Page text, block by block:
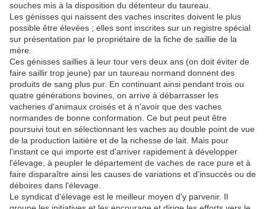
souches mis à la disposition du détenteur du taureau.
Les génisses qui naissent des vaches inscrites doivent le plus
possible être élevées ; elles sont inscrites sur un registre spécial
sur présentation par le propriétaire de la fiche de saillie de la
mère.
Ces génisses saillies à leur tour vers deux ans (on doit éviter de
faire saillir trop jeune) par un taureau normand donnent des
produits de sang plus pur. En continuant ainsi pendant trois ou
quatre générations bovines, on arrive à débarrasser les
vacheries d'animaux croisés et à n'avoir que des vaches
normandes de bonne conformation. Ce but peut peut être
poursuivi tout en sélectionnant les vaches au double point de vue
de la production laitière et de la richesse de lait. Mais pour
l'instant ce qui importe est d'arriver rapidement à développer
l'élevage, à peupler le département de vaches de race pure et à
faire disparaître ainsi les causes de variations et d'insuccès ou de
déboires dans l'élevage.
Le syndicat d'élevage est le meilleur moyen d'y parvenir. Il